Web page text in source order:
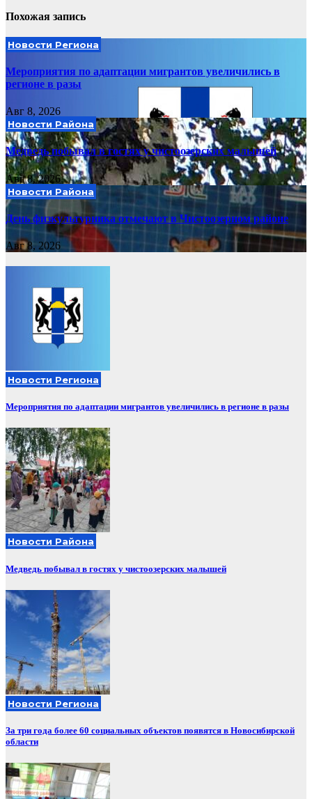
Похожая запись
Новости Региона
Мероприятия по адаптации мигрантов увеличились в
регионе в разы
Авг 8, 2026
Новости Района
Медведь побывал в гостях у чистоозерских малышей
Авг 8, 2026
Новости Района
День физкультурника отмечают в Чистоозерном районе
Авг 8, 2026
Новости Региона
Мероприятия по адаптации мигрантов увеличились в регионе в разы
Новости Района
Медведь побывал в гостях у чистоозерских малышей
Новости Региона
За три года более 60 социальных объектов появятся в Новосибирской
области